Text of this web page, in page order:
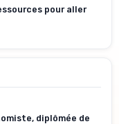
pour aller
diplômée de